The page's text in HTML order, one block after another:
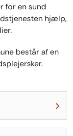
for en sund
hjælp,
består af en